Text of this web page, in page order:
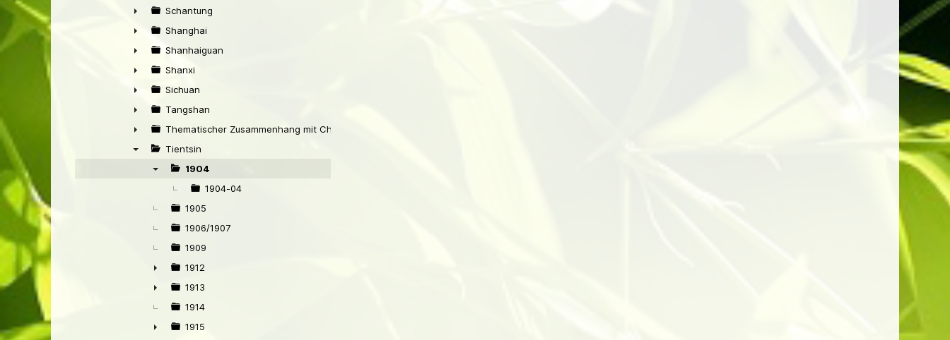
►
►
Schantung
►
Shanghai
►
Shanhaiguan
►
Shanxi
►
Sichuan
►
Tangshan
►
Thematischer Zusammenhang mit China
Tientsin
1904
1904-04
1905
1906/1907
1909
►
1912
►
1913
1914
1915